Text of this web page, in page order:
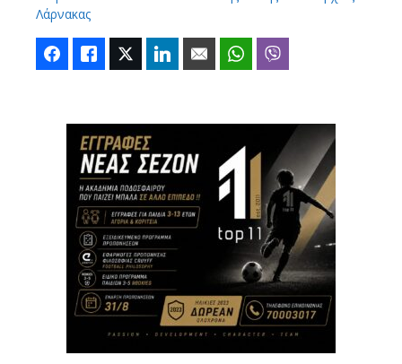
Λάρνακας
FacebookLike Twitter LinkedIn Email WhatsApp